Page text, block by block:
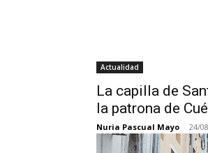
Actualidad
La capilla de
la patrona de
Nuria Pascual Mayo - 24/